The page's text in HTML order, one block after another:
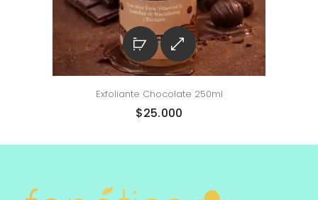
Exfoliante Chocolate 250ml
$25.000